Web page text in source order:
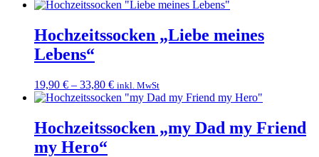
Hochzeitssocken „Liebe meines
Lebens“
19,90 € – 33,80 € inkl. MwSt
Hochzeitssocken „my Dad my Friend
my Hero“